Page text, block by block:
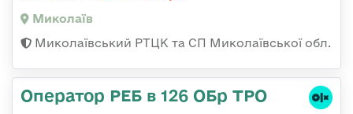
Миколаїв
Миколаївський РТЦК та СП Миколаївської обл.
Оператор РЕБ в 126 ОБр ТРО